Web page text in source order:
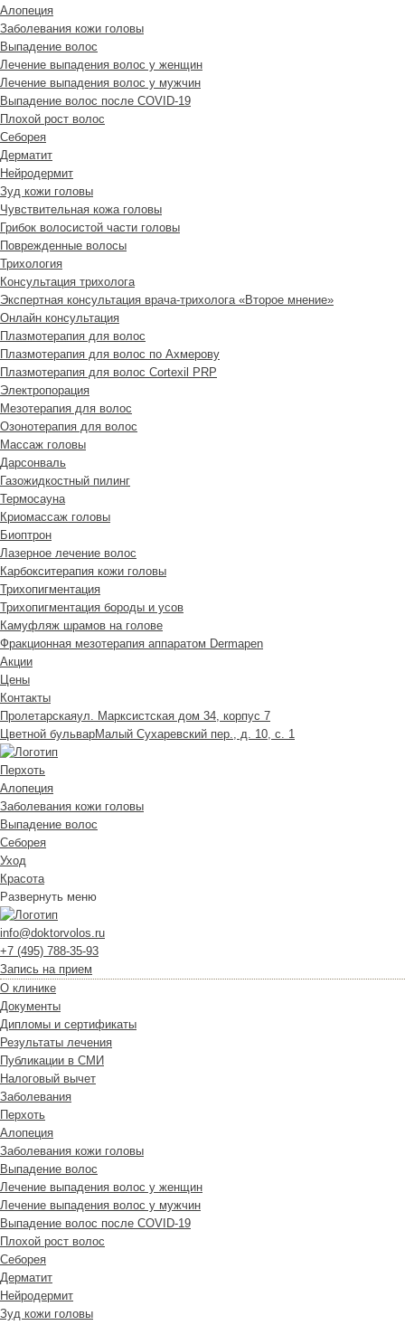
Алопеция
Заболевания кожи головы
Выпадение волос
Лечение выпадения волос у женщин
Лечение выпадения волос у мужчин
Выпадение волос после COVID-19
Плохой рост волос
Cеборея
Дерматит
Нейродермит
Зуд кожи головы
Чувствительная кожа головы
Грибок волосистой части головы
Поврежденные волосы
Трихология
Консультация трихолога
Экспертная консультация врача-трихолога «Второе мнение»
Онлайн консультация
Плазмотерапия для волос
Плазмотерапия для волос по Ахмерову
Плазмотерапия для волос Cortexil PRP
Электропорация
Мезотерапия для волос
Озонотерапия для волос
Массаж головы
Дарсонваль
Газожидкостный пилинг
Термосауна
Криомассаж головы
Биоптрон
Лазерное лечение волос
Карбокситерапия кожи головы
Трихопигментация
Трихопигментация бороды и усов
Камуфляж шрамов на голове
Фракционная мезотерапия аппаратом Dermapen
Акции
Цены
Контакты
Пролетарскаяул. Марксистская дом 34, корпус 7
Цветной бульварМалый Сухаревский пер., д. 10, с. 1
Перхоть
Алопеция
Заболевания кожи головы
Выпадение волос
Cеборея
Уход
Красота
Развернуть меню
info@doktorvolos.ru
+7 (495) 788-35-93
Запись на прием
О клинике
Документы
Дипломы и сертификаты
Результаты лечения
Публикации в СМИ
Налоговый вычет
Заболевания
Перхоть
Алопеция
Заболевания кожи головы
Выпадение волос
Лечение выпадения волос у женщин
Лечение выпадения волос у мужчин
Выпадение волос после COVID-19
Плохой рост волос
Cеборея
Дерматит
Нейродермит
Зуд кожи головы